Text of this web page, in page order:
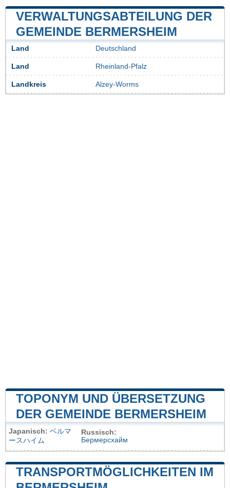
VERWALTUNGSABTEILUNG DER
GEMEINDE BERMERSHEIM
Land Deutschland
Land Rheinland-Pfalz
Landkreis Alzey-Worms
TOPONYM UND ÜBERSETZUNG
DER GEMEINDE BERMERSHEIM
Japanisch: ベルマ
ースハイム
Russisch:
Бермерсхайм
TRANSPORTMÖGLICHKEITEN IM